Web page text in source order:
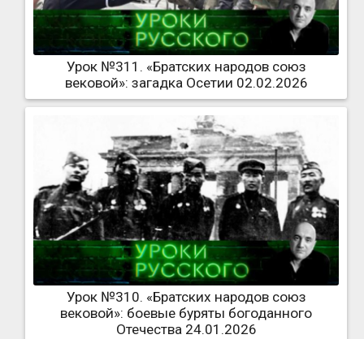
Урок №311. «Братских народов союз
вековой»: загадка Осетии 02.02.2026
Урок №310. «Братских народов союз
вековой»: боевые буряты богоданного
Отечества 24.01.2026